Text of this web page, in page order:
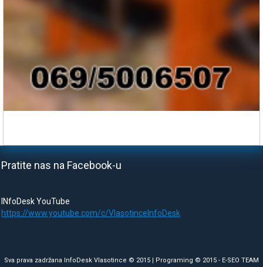
Pratite nas na Facebook-u
INfoDesk YouTube
https://www.youtube.com/c/VlasotinceInfoDesk
Sva prava zadržana InfoDesk Vlasotince © 2015 | Programing © 2015 - E-SEO TEAM